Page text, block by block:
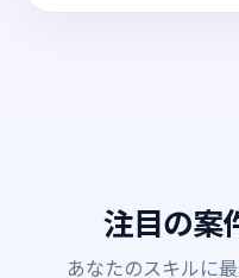
注目の案
あなたのスキルに